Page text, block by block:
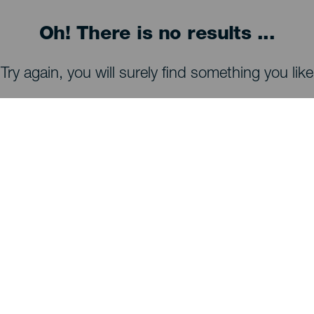
Oh! There is no results ...
Try again, you will surely find something you like